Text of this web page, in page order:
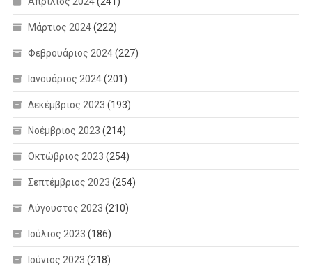
Μάρτιος 2024(222)
Φεβρουάριος 2024(227)
Ιανουάριος 2024(201)
Δεκέμβριος 2023 (193)
Νοέμβριος 2023 (214)
Οκτώβριος 2023 (254)
Σεπτέμβριος 2023 (254)
Αύγουστος 2023 (210)
Ιούλιος 2023 (186)
Ιούνιος 2023 (218)